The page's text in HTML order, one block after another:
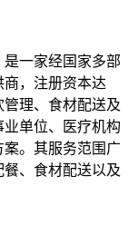
是一家经国家多部
，注册资本达
管理、食材配送及
单位、医疗机构
。其服务范围广
、食材配送以及